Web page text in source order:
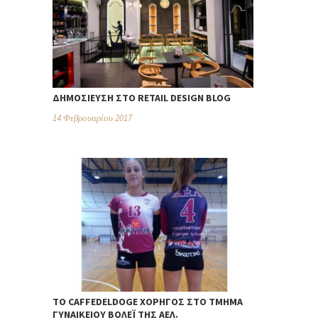
ΔΗΜΟΣΊΕΥΣΗ ΣΤΟ RETAIL DESIGN BLOG
14 Φεβρουαρίου 2017
TO CAFFEDELDOGE ΧΟΡΗΓΌΣ ΣΤΟ ΤΜΉΜΑ
ΓΥΝΑΙΚΕΊΟΥ ΒΌΛΕΪ ΤΗΣ ΑΕΛ.